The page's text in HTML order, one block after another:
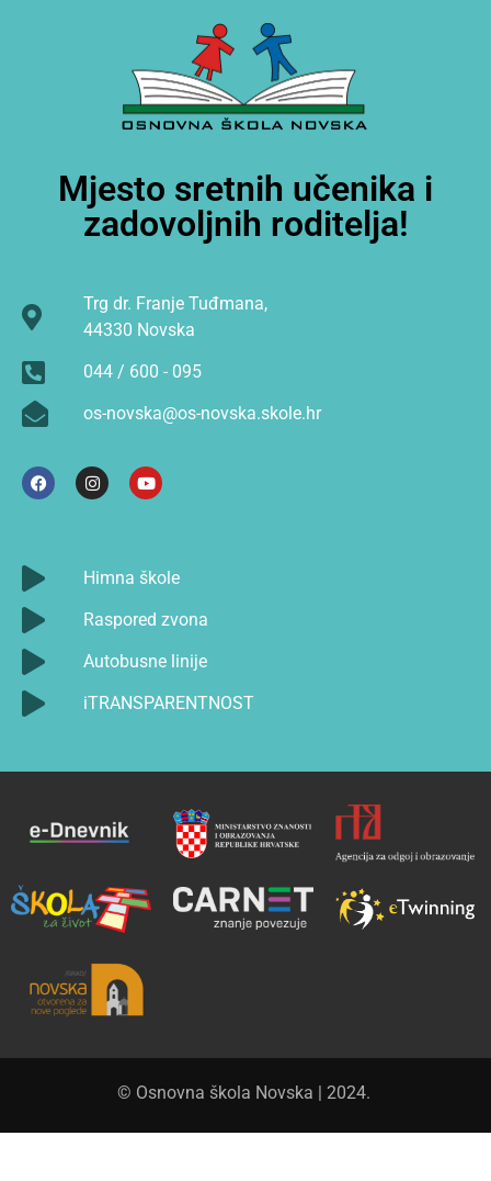
Mjesto sretnih učenika i
zadovoljnih roditelja!
Trg dr. Franje Tuđmana,
44330 Novska
044 / 600 - 095
os-novska@os-novska.skole.hr
Himna škole
Raspored zvona
Autobusne linije
iTRANSPARENTNOST
© Osnovna škola Novska | 2024.